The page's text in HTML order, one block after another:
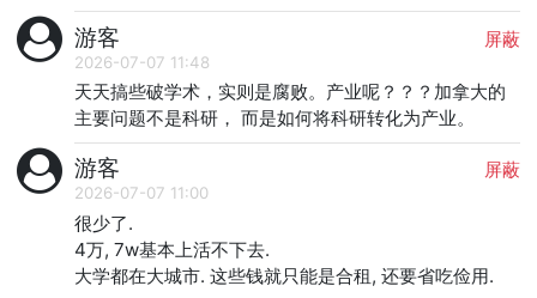
游客 屏蔽
2026-07-07 11:48
天天搞些破学术，实则是腐败。产业呢？？？加拿大的
主要问题不是科研， 而是如何将科研转化为产业。
游客 屏蔽
2026-07-07 11:00
很少了.
4万, 7w基本上活不下去.
大学都在大城市. 这些钱就只能是合租, 还要省吃俭用.